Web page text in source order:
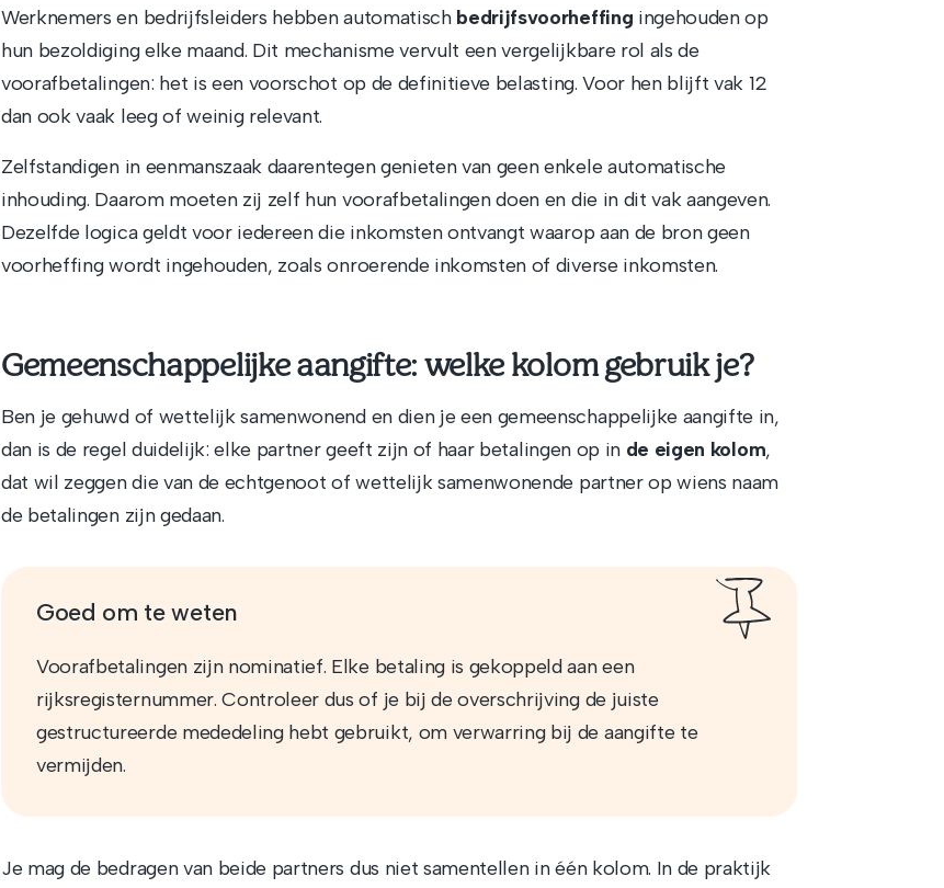
Werknemers en bedrijfsleiders hebben automatisch bedrijfsvoorheffing ingehouden op
hun bezoldiging elke maand. Dit mechanisme vervult een vergelijkbare rol als de
voorafbetalingen: het is een voorschot op de definitieve belasting. Voor hen blijft vak 12
dan ook vaak leeg of weinig relevant.
Zelfstandigen in eenmanszaak daarentegen genieten van geen enkele automatische
inhouding. Daarom moeten zij zelf hun voorafbetalingen doen en die in dit vak aangeven.
Dezelfde logica geldt voor iedereen die inkomsten ontvangt waarop aan de bron geen
voorheffing wordt ingehouden, zoals onroerende inkomsten of diverse inkomsten.
Gemeenschappelijke aangifte: welke kolom gebruik je?
Ben je gehuwd of wettelijk samenwonend en dien je een gemeenschappelijke aangifte in,
dan is de regel duidelijk: elke partner geeft zijn of haar betalingen op in de eigen kolom,
dat wil zeggen die van de echtgenoot of wettelijk samenwonende partner op wiens naam
de betalingen zijn gedaan.
Goed om te weten
Voorafbetalingen zijn nominatief. Elke betaling is gekoppeld aan een
rijksregisternummer. Controleer dus of je bij de overschrijving de juiste
gestructureerde mededeling hebt gebruikt, om verwarring bij de aangifte te
vermijden.
Je mag de bedragen van beide partners dus niet samentellen in één kolom. In de praktijk